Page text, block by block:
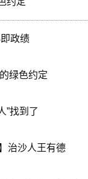
政绩
绿色约定
”找到了
治沙人王有德